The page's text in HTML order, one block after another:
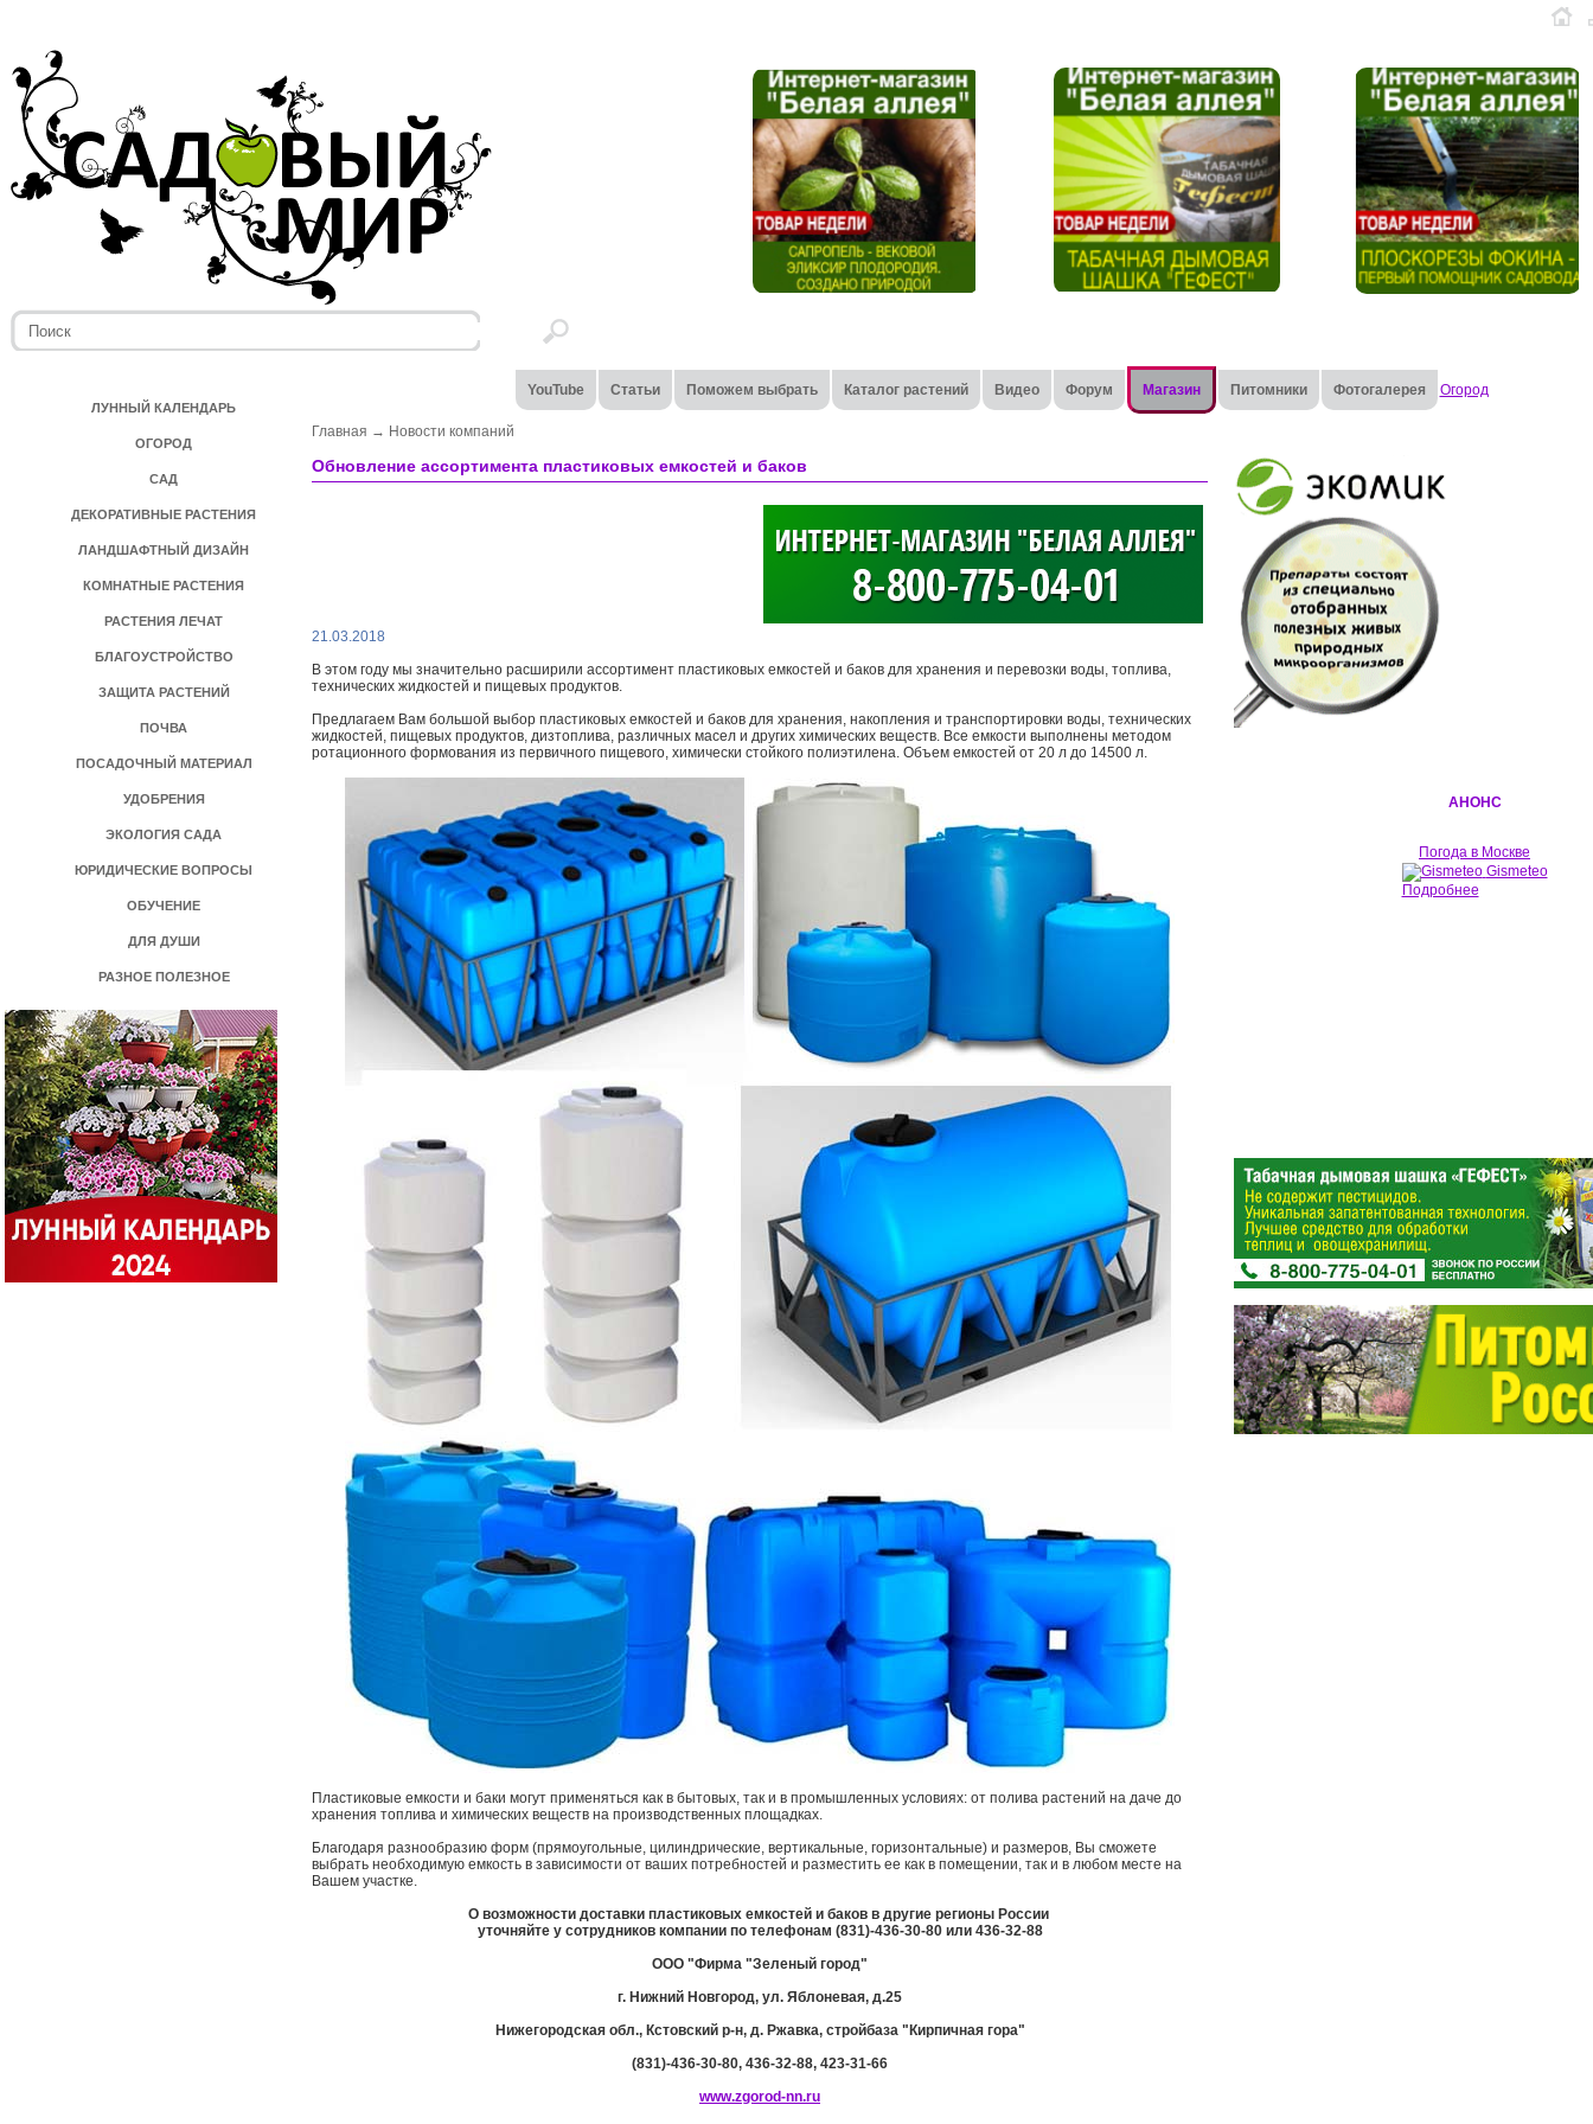
ЛУННЫЙ КАЛЕНДАРЬ
ОГОРОД
САД
ДЕКОРАТИВНЫЕ РАСТЕНИЯ
ЛАНДШАФТНЫЙ ДИЗАЙН
КОМНАТНЫЕ РАСТЕНИЯ
РАСТЕНИЯ ЛЕЧАТ
БЛАГОУСТРОЙСТВО
ЗАЩИТА РАСТЕНИЙ
ПОЧВА
ПОСАДОЧНЫЙ МАТЕРИАЛ
УДОБРЕНИЯ
ЭКОЛОГИЯ САДА
ЮРИДИЧЕСКИЕ ВОПРОСЫ
ОБУЧЕНИЕ
ДЛЯ ДУШИ
РАЗНОЕ ПОЛЕЗНОЕ
YouTube Статьи Поможем выбрать Каталог растений Видео Форум Магазин Питомники Фотогалерея Огород
Главная → Новости компаний
Обновление ассортимента пластиковых емкостей и баков
21.03.2018
В этом году мы значительно расширили ассортимент пластиковых емкостей и баков для хранения и перевозки воды, топлива,
технических жидкостей и пищевых продуктов.
Предлагаем Вам большой выбор пластиковых емкостей и баков для хранения, накопления и транспортировки воды, технических
жидкостей, пищевых продуктов, дизтоплива, различных масел и других химических веществ. Все емкости выполнены методом
ротационного формования из первичного пищевого, химически стойкого полиэтилена. Объем емкостей от 20 л до 14500 л.
Пластиковые емкости и баки могут применяться как в бытовых, так и в промышленных условиях: от полива растений на даче до
хранения топлива и химических веществ на производственных площадках.
Благодаря разнообразию форм (прямоугольные, цилиндрические, вертикальные, горизонтальные) и размеров, Вы сможете
выбрать необходимую емкость в зависимости от ваших потребностей и разместить ее как в помещении, так и в любом месте на
Вашем участке.
О возможности доставки пластиковых емкостей и баков в другие регионы России
уточняйте у сотрудников компании по телефонам (831)-436-30-80 или 436-32-88
ООО "Фирма "Зеленый город"
г. Нижний Новгород, ул. Яблоневая, д.25
Нижегородская обл., Кстовский р-н, д. Ржавка, стройбаза "Кирпичная гора"
(831)-436-30-80, 436-32-88, 423-31-66
www.zgorod-nn.ru
АНОНС
Погода в Москве
Gismeteo
Подробнее